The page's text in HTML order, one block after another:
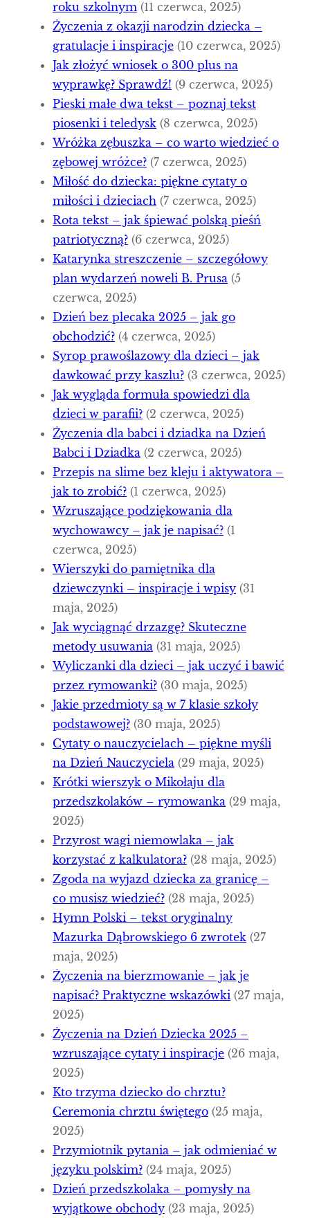
roku szkolnym (11 czerwca, 2025)
Życzenia z okazji narodzin dziecka –
gratulacje i inspiracje (10 czerwca, 2025)
Jak złożyć wniosek o 300 plus na
wyprawkę? Sprawdź! (9 czerwca, 2025)
Pieski małe dwa tekst – poznaj tekst
piosenki i teledysk (8 czerwca, 2025)
Wróżka zębuszka – co warto wiedzieć o
zębowej wróżce? (7 czerwca, 2025)
Miłość do dziecka: piękne cytaty o
miłości i dzieciach (7 czerwca, 2025)
Rota tekst – jak śpiewać polską pieśń
patriotyczną? (6 czerwca, 2025)
Katarynka streszczenie – szczegółowy
plan wydarzeń noweli B. Prusa (5
czerwca, 2025)
Dzień bez plecaka 2025 – jak go
obchodzić? (4 czerwca, 2025)
Syrop prawoślazowy dla dzieci – jak
dawkować przy kaszlu? (3 czerwca, 2025)
Jak wygląda formuła spowiedzi dla
dzieci w parafii? (2 czerwca, 2025)
Życzenia dla babci i dziadka na Dzień
Babci i Dziadka (2 czerwca, 2025)
Przepis na slime bez kleju i aktywatora –
jak to zrobić? (1 czerwca, 2025)
Wzruszające podziękowania dla
wychowawcy – jak je napisać? (1
czerwca, 2025)
Wierszyki do pamiętnika dla
dziewczynki – inspiracje i wpisy (31
maja, 2025)
Jak wyciągnąć drzazgę? Skuteczne
metody usuwania (31 maja, 2025)
Wyliczanki dla dzieci – jak uczyć i bawić
przez rymowanki? (30 maja, 2025)
Jakie przedmioty są w 7 klasie szkoły
podstawowej? (30 maja, 2025)
Cytaty o nauczycielach – piękne myśli
na Dzień Nauczyciela (29 maja, 2025)
Krótki wierszyk o Mikołaju dla
przedszkolaków – rymowanka (29 maja,
2025)
Przyrost wagi niemowlaka – jak
korzystać z kalkulatora? (28 maja, 2025)
Zgoda na wyjazd dziecka za granicę –
co musisz wiedzieć? (28 maja, 2025)
Hymn Polski – tekst oryginalny
Mazurka Dąbrowskiego 6 zwrotek (27
maja, 2025)
Życzenia na bierzmowanie – jak je
napisać? Praktyczne wskazówki (27 maja,
2025)
Życzenia na Dzień Dziecka 2025 –
wzruszające cytaty i inspiracje (26 maja,
2025)
Kto trzyma dziecko do chrztu?
Ceremonia chrztu świętego (25 maja,
2025)
Przymiotnik pytania – jak odmieniać w
języku polskim? (24 maja, 2025)
Dzień przedszkolaka – pomysły na
wyjątkowe obchody (23 maja, 2025)